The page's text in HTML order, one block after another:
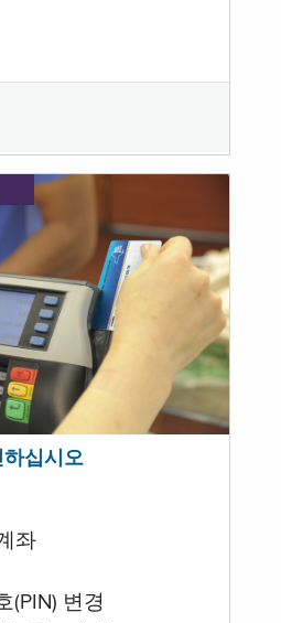
하십시오
좌
(PIN) 변경